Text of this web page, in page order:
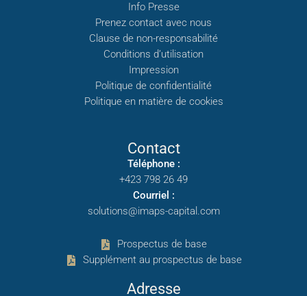
Info Presse
Prenez contact avec nous
Clause de non-responsabilité
Conditions d’utilisation
Impression
Politique de confidentialité
Politique en matière de cookies
Contact
Téléphone :
+423 798 26 49
Courriel :
solutions@imaps-capital.com
Prospectus de base
Supplément au prospectus de base
Adresse